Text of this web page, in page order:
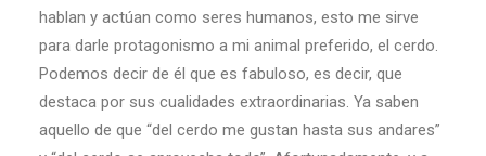
hablan y actúan como seres humanos, esto me sirve
para darle protagonismo a mi animal preferido, el cerdo.
Podemos decir de él que es fabuloso, es decir, que
destaca por sus cualidades extraordinarias. Ya saben
aquello de que “del cerdo me gustan hasta sus andares”